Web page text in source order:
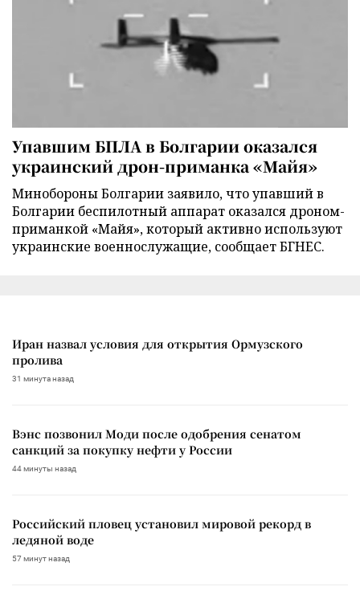
Упавшим БПЛА в Болгарии оказался
украинский дрон-приманка «Майя»
Минобороны Болгарии заявило, что упавший в
Болгарии беспилотный аппарат оказался дроном-
приманкой «Майя», который активно используют
украинские военнослужащие, сообщает БГНЕС.
Иран назвал условия для открытия Ормузского
пролива
31 минута назад
Вэнс позвонил Моди после одобрения сенатом
санкций за покупку нефти у России
44 минуты назад
Российский пловец установил мировой рекорд в
ледяной воде
57 минут назад